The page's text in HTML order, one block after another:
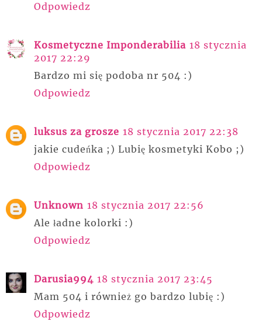
Odpowiedz
Kosmetyczne Imponderabilia 18 stycznia
2017 22:29
Bardzo mi się podoba nr 504 :)
Odpowiedz
luksus za grosze 18 stycznia 2017 22:38
jakie cudeńka ;) Lubię kosmetyki Kobo ;)
Odpowiedz
Unknown 18 stycznia 2017 22:56
Ale ładne kolorki :)
Odpowiedz
Darusia994 18 stycznia 2017 23:45
Mam 504 i również go bardzo lubię :)
Odpowiedz